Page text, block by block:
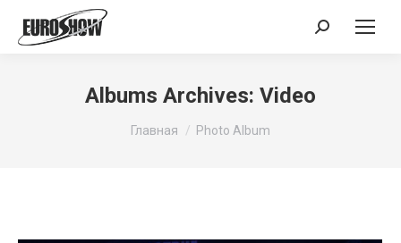
Поиск:
Albums Archives: Video
Вы здесь:
Главная Photo Album